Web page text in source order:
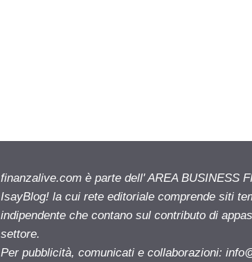
finanzalive.com è parte dell' AREA BUSINESS
IsayBlog! la cui rete editoriale comprende siti
indipendente che contano sul contributo di
settore.
Per pubblicità, comunicati e collaborazioni: